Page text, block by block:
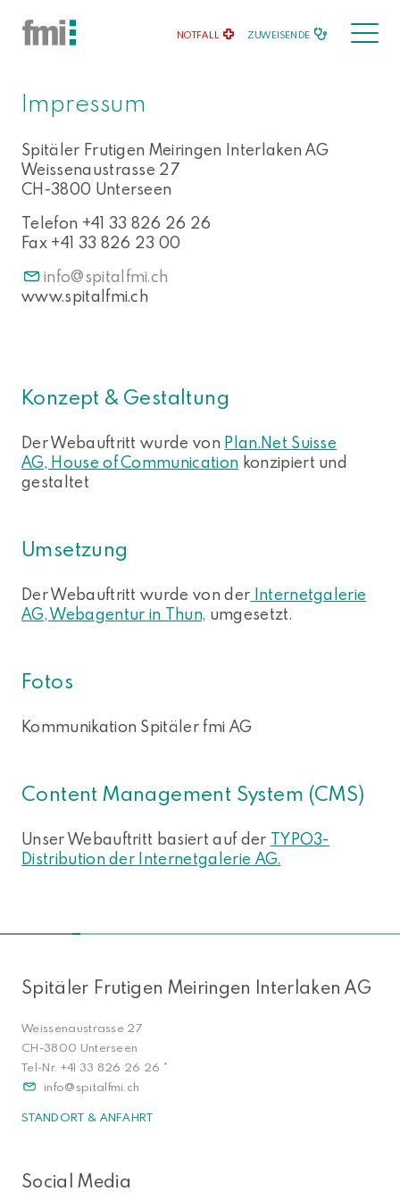
NOTFALL ZUWEISENDE
Impressum
Spitäler Frutigen Meiringen Interlaken AG
Weissenaustrasse 27
CH-3800 Unterseen
Telefon +41 33 826 26 26
Fax +41 33 826 23 00
info
spitalfmi.ch
www.spitalfmi.ch
Konzept & Gestaltung
Der Webauftritt wurde von Plan.Net Suisse
AG, House of Communication konzipiert und
gestaltet
Umsetzung
Der Webauftritt wurde von der Internetgalerie
AG, Webagentur in Thun, umgesetzt.
Fotos
Kommunikation Spitäler fmi AG
Content Management System (CMS)
Unser Webauftritt basiert auf der TYPO3-
Distribution der Internetgalerie AG.
Spitäler Frutigen Meiringen Interlaken AG
Weissenaustrasse 27
CH-3800 Unterseen
Tel-Nr. +41 33 826 26 26 *
info
spitalfmi.ch
STANDORT & ANFAHRT
Social Media